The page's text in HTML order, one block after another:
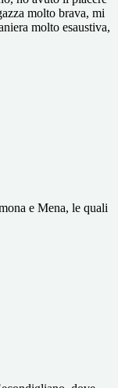
molto brava, mi
molto esaustiva,
e Mena, le quali